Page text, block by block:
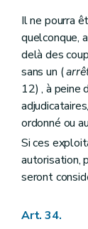
Il ne pourra
quelconque,
delà des
sans un (
12) , à peine
ordonné ou
Si ces
autorisation,
seront
Art. 34.